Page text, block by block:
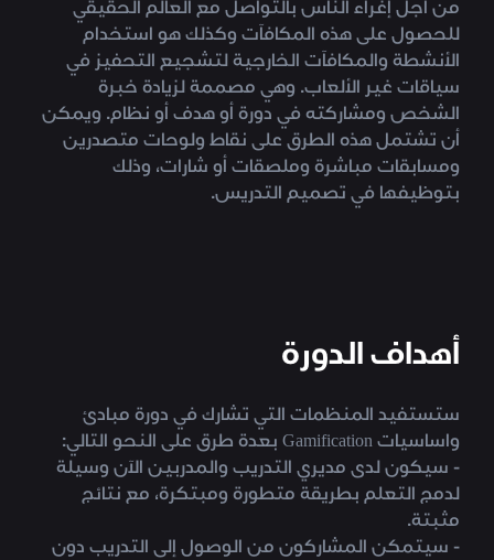
من أجل إغراء الناس بالتواصل مع العالم الحقيقي
للحصول على هذه المكافآت وكذلك هو استخدام
الأنشطة والمكافآت الخارجية لتشجيع التحفيز في
سياقات غير الألعاب. وهي مصممة لزيادة خبرة
الشخص ومشاركته في دورة أو هدف أو نظام. ويمكن
أن تشتمل هذه الطرق على نقاط ولوحات متصدرين
ومسابقات مباشرة وملصقات أو شارات، وذلك
بتوظيفها في تصميم التدريس.
أهداف الدورة
ستستفيد المنظمات التي تشارك في دورة مبادئ
واساسيات Gamification بعدة طرق على النحو التالي:
- سيكون لدى مديري التدريب والمدربين الآن وسيلة
لدمج التعلم بطريقة متطورة ومبتكرة، مع نتائج
مثبتة.
- سيتمكن المشاركون من الوصول إلى التدريب دون